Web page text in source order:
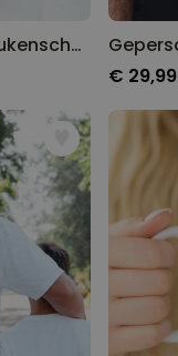
Gepersonaliseerde keukenschort met jouw tekening
€ 29,99